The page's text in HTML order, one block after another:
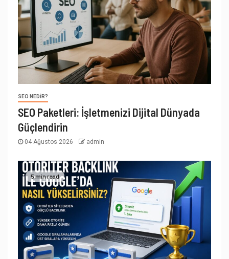
SEO NEDIR?
SEO Paketleri: İşletmenizi Dijital Dünyada
Güçlendirin
04 Ağustos 2026 admin
5 min read